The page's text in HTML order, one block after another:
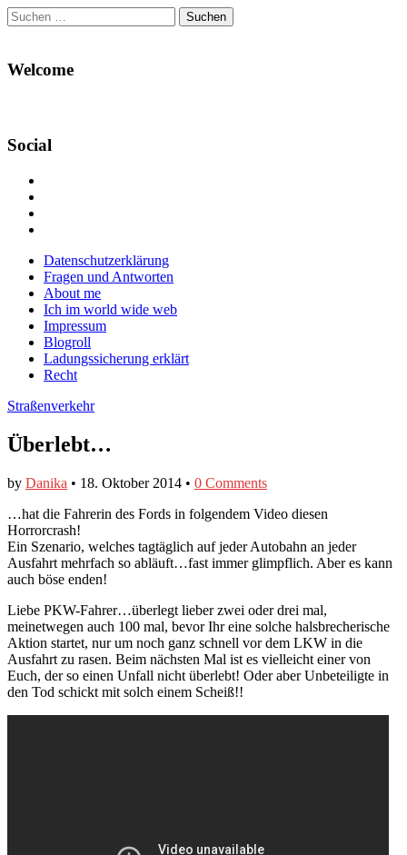
Suchen
nach:
Welcome
Social
Facebook
anzeigen
Twitter
anzeigen
auf
Instagram
anzeigen
Main
menu
Skip
content
Datenschutzerklärung
Fragen und Antworten
About me
Ich im world wide web
Impressum
Blogroll
Ladungssicherung erklärt
Recht
Straßenverkehr
Überlebt…
by Danika • 18. Oktober 2014 • 0 Comments
…hat die Fahrerin des Fords in folgendem Video diesen
Horrorcrash!
Ein Szenario, welches tagtäglich auf jeder Autobahn an jeder
Ausfahrt mehrfach so abläuft…fast immer glimpflich. Aber es kann
auch böse enden!
Liebe PKW-Fahrer…überlegt lieber zwei oder drei mal,
meinetwegen auch 100 mal, bevor Ihr eine solche halsbrecherische
Aktion startet, nur um noch ganz schnell vor dem LKW in die
Ausfahrt zu rasen. Beim nächsten Mal ist es vielleicht einer von
Euch, der so einen Unfall nicht überlebt! Oder aber Unbeteiligte in
den Tod schickt mit solch einem Scheiß!!